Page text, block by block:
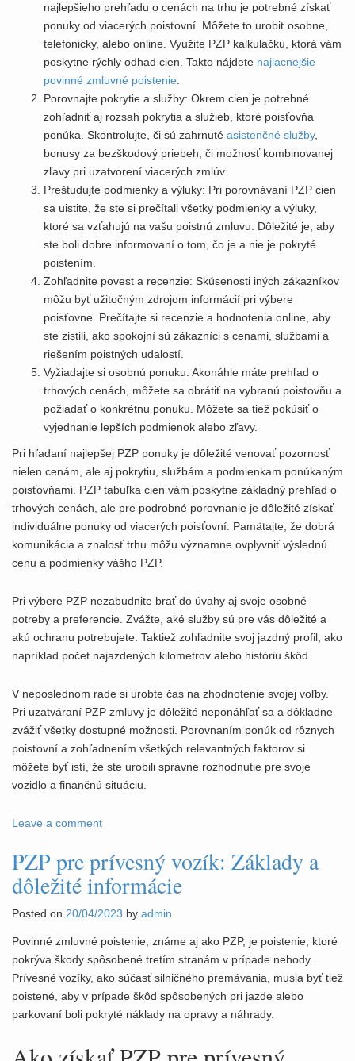
najlepšieho prehľadu o cenách na trhu je potrebné získať
ponuky od viacerých poisťovní. Môžete to urobiť osobne,
telefonicky, alebo online. Využite PZP kalkulačku, ktorá vám
poskytne rýchly odhad cien. Takto nájdete najlacnejšie
povinné zmluvné poistenie
Porovnajte pokrytie a služby: Okrem cien je potrebné
zohľadniť aj rozsah pokrytia a služieb, ktoré poisťovňa
ponúka. Skontrolujte, či sú zahrnuté asistenčné služby,
bonusy za bezškodový priebeh, či možnosť kombinovanej
zľavy pri uzatvorení viacerých zmlúv.
Preštudujte podmienky a výluky: Pri porovnávaní PZP cien
sa uistite, že ste si prečítali všetky podmienky a výluky,
ktoré sa vzťahujú na vašu poistnú zmluvu. Dôležité je, aby
ste boli dobre informovaní o tom, čo je a nie je pokryté
poistením.
Zohľadnite povest a recenzie: Skúsenosti iných zákazníkov
môžu byť užitočným zdrojom informácií pri výbere
poisťovne. Prečítajte si recenzie a hodnotenia online, aby
ste zistili, ako spokojní sú zákazníci s cenami, službami a
riešením poistných udalostí.
Vyžiadajte si osobnú ponuku: Akonáhle máte prehľad o
trhových cenách, môžete sa obrátiť na vybranú poisťovňu a
požiadať o konkrétnu ponuku. Môžete sa tiež pokúsiť o
vyjednanie lepších podmienok alebo zľavy.
Pri hľadaní najlepšej PZP ponuky je dôležité venovať pozornosť
nielen cenám, ale aj pokrytiu, službám a podmienkam ponúkaným
poisťovňami. PZP tabuľka cien vám poskytne základný prehľad o
trhových cenách, ale pre podrobné porovnanie je dôležité získať
individuálne ponuky od viacerých poisťovní. Pamätajte, že dobrá
komunikácia a znalosť trhu môžu významne ovplyvniť výslednú
cenu a podmienky vášho PZP.
Pri výbere PZP nezabudnite brať do úvahy aj svoje osobné
potreby a preferencie. Zvážte, aké služby sú pre vás dôležité a
akú ochranu potrebujete. Taktiež zohľadnite svoj jazdný profil, ako
napríklad počet najazdených kilometrov alebo históriu škôd.
V neposlednom rade si urobte čas na zhodnotenie svojej voľby.
Pri uzatváraní PZP zmluvy je dôležité neponáhľať sa a dôkladne
zvážiť všetky dostupné možnosti. Porovnaním ponúk od rôznych
poisťovní a zohľadnením všetkých relevantných faktorov si
môžete byť istí, že ste urobili správne rozhodnutie pre svoje
vozidlo a finančnú situáciu.
Leave a comment
PZP pre prívesný vozík: Základy a
dôležité informácie
Posted on 20/04/2023 by admin
Povinné zmluvné poistenie, známe aj ako PZP, je poistenie, ktoré
pokrýva škody spôsobené tretím stranám v prípade nehody.
Prívesné vozíky, ako súčasť silničného premávania, musia byť tiež
poistené, aby v prípade škôd spôsobených pri jazde alebo
parkovaní boli pokryté náklady na opravy a náhrady.